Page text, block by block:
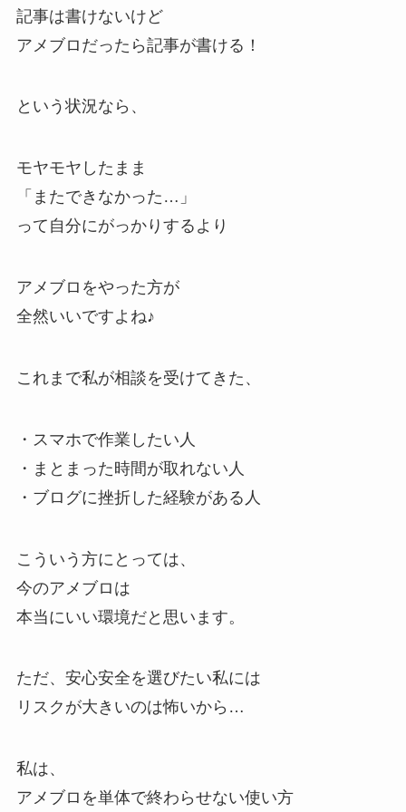
記事は書けないけど
アメブロだったら記事が書ける！
という状況なら、
モヤモヤしたまま
「またできなかった…」
って自分にがっかりするより
アメブロをやった方が
全然いいですよね♪
これまで私が相談を受けてきた、
・スマホで作業したい人
・まとまった時間が取れない人
・ブログに挫折した経験がある人
こういう方にとっては、
今のアメブロは
本当にいい環境だと思います。
ただ、安心安全を選びたい私には
リスクが大きいのは怖いから…
私は、
アメブロを単体で終わらせない使い方